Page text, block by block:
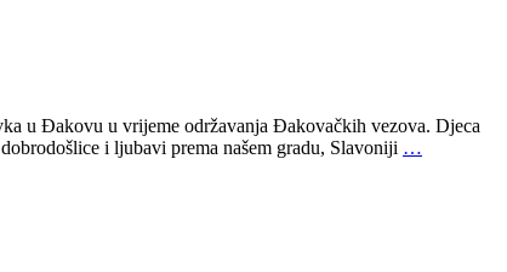
u Đakovu u vrijeme održavanja Đakovačkih vezova. Djeca
i ljubavi prema našem gradu, Slavoniji …